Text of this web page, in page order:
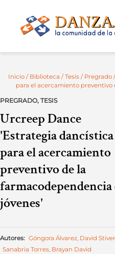
Inicio / Biblioteca / Tesis / Pregrado
para el acercamiento preventivo
PREGRADO, TESIS
Urcreep Dance
'Estrategia dancística
para el acercamiento
preventivo de la
farmacodependencia
jóvenes'
Autores: Góngora Álvarez, David
Sanabria Torres, Brayan David